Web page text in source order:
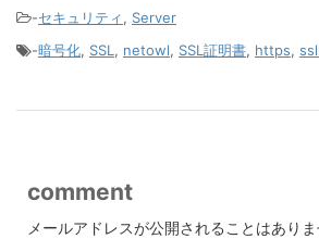
-セキュリティ, Server
-暗号化, SSL, netowl, SSL証明書, https,
comment
メールアドレスが公開されることはありま